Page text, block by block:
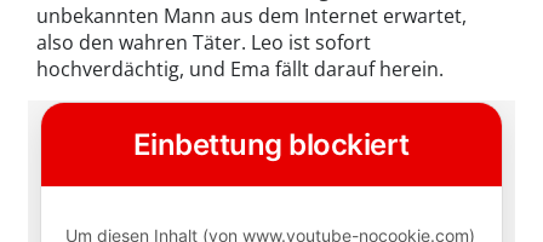
unbekannten Mann aus dem Internet erwartet,
also den wahren Täter. Leo ist sofort
hochverdächtig, und Ema fällt darauf herein.